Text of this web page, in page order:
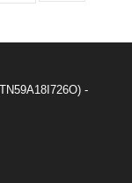
-